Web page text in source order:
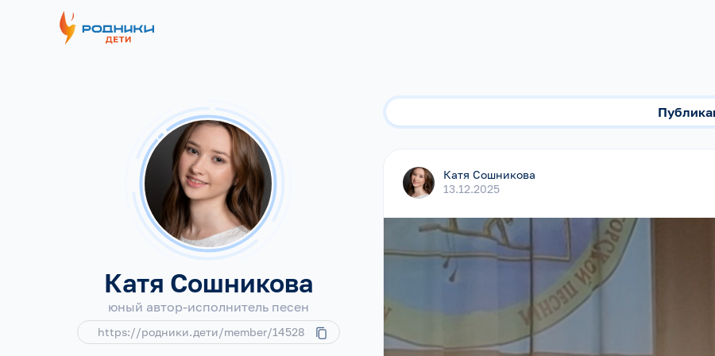
Катя Сошникова
юный автор-исполнитель песен
https://родники.дети/member/14528
Катя Сошникова
13.12.2025